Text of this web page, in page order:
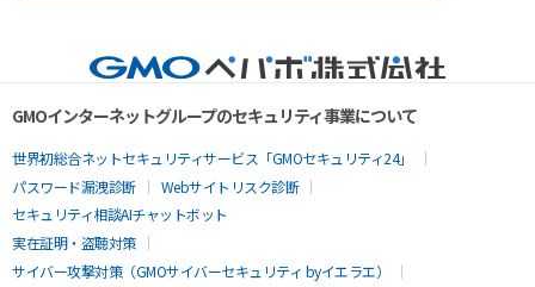
GMOインターネットグループのセキュリティ事業について
世界初総合ネットセキュリティサービス「GMOセキュリティ24」
パスワード漏洩診断
Webサイトリスク診断
セキュリティ相談AIチャットボット
実在証明・盗聴対策
サイバー攻撃対策（GMOサイバーセキュリティ byイエラエ）